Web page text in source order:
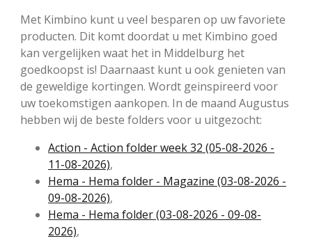
Met Kimbino kunt u veel besparen op uw favoriete
producten. Dit komt doordat u met Kimbino goed
kan vergelijken waat het in Middelburg het
goedkoopst is! Daarnaast kunt u ook genieten van
de geweldige kortingen. Wordt geinspireerd voor
uw toekomstigen aankopen. In de maand Augustus
hebben wij de beste folders voor u uitgezocht:
Action - Action folder week 32 (05-08-2026 -
11-08-2026),
Hema - Hema folder - Magazine (03-08-2026 -
09-08-2026),
Hema - Hema folder (03-08-2026 - 09-08-
2026),